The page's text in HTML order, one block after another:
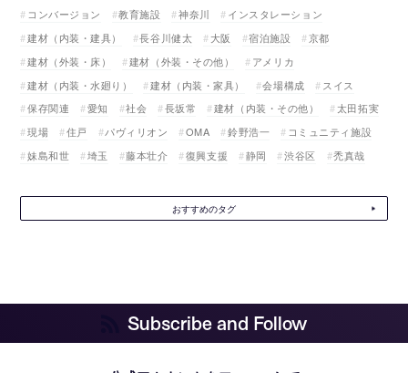
コンバージョン
教育施設 神奈川
インスタレーション
建材（内装・建具）
長谷川健太 大阪 宿泊施設
京都
建材（外装・床）
建材（外装・その他）
アメリカ
建材（内装・水廻り）
建材（内装・家具） 会場構成
スイス
保存関連
愛知 社会 長坂常 建材（内装・その他）
太田拓実
現場
住戸 パヴィリオン OMA 鈴野浩一
コミュニティ施設
妹島和世
埼玉 藤本壮介 復興支援 静岡 渋谷区 禿真哉
おすすめのタグ
Subscribe and Follow